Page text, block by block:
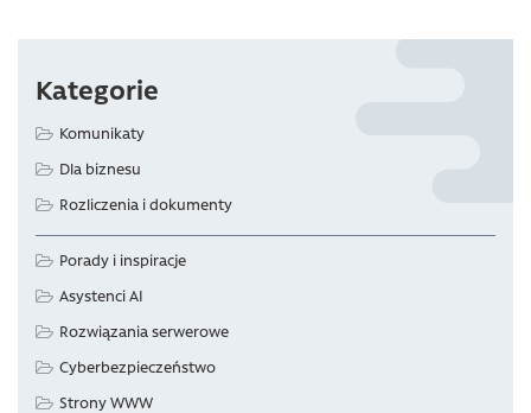
Kategorie
Komunikaty
Dla biznesu
Rozliczenia i dokumenty
Porady i inspiracje
Asystenci AI
Rozwiązania serwerowe
Cyberbezpieczeństwo
Strony WWW